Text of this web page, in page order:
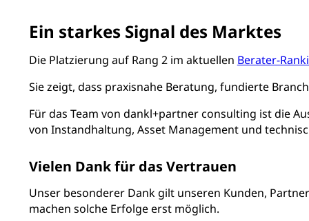
Ein starkes Signal des Marktes
Die Platzierung auf Rang 2 im aktuellen Berater-
Sie zeigt, dass praxisnahe Beratung, fundierte
Für das Team von dankl+partner consulting ist die
von Instandhaltung, Asset Management und
Vielen Dank für das Vertrauen
Unser besonderer Dank gilt unseren Kunden,
machen solche Erfolge erst möglich.